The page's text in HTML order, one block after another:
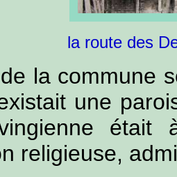
la route des
la commune
une
religieuse,